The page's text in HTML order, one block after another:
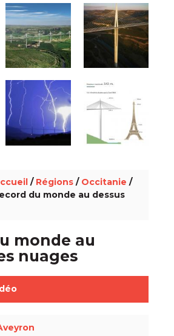
/ Régions / Occitanie /
du monde au dessus
monde au
nuages